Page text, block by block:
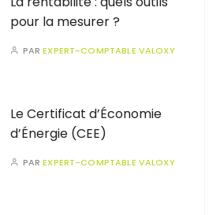
pour la mesurer ?
PAREXPERT-COMPTABLE VALOXY
Le Certificat d’Économie
d’Énergie (CEE)
PAREXPERT-COMPTABLE VALOXY